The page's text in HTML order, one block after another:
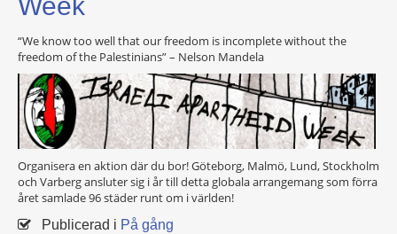
Week
“We know too well that our freedom is incomplete without the
freedom of the Palestinians” – Nelson Mandela
Organisera en aktion där du bor! Göteborg, Malmö, Lund, Stockholm
och Varberg ansluter sig i år till detta globala arrangemang som förra
året samlade 96 städer runt om i världen!
Publicerad i På gång